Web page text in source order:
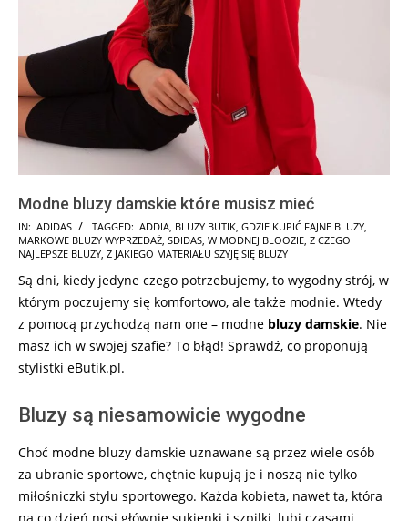
Modne bluzy damskie które musisz mieć
2025-
09-
IN: ADIDAS TAGGED: ADDIA BLUZY BUTIK GDZIE KUPIĆ FAJNE BLUZY
MARKOWE BLUZY WYPRZEDAŻ SDIDAS W MODNEJ BLOOZIE Z CZEGO
NAJLEPSZE BLUZY Z JAKIEGO MATERIAŁU SZYJĘ SIĘ BLUZY
Są dni, kiedy jedyne czego potrzebujemy, to wygodny strój, w
którym poczujemy się komfortowo, ale także modnie. Wtedy
z pomocą przychodzą nam one – modne bluzy damskie. Nie
masz ich w swojej szafie? To błąd! Sprawdź, co proponują
stylistki eButik.pl.
Bluzy są niesamowicie wygodne
Choć modne bluzy damskie uznawane są przez wiele osób
za ubranie sportowe, chętnie kupują je i noszą nie tylko
miłośniczki stylu sportowego. Każda kobieta, nawet ta, która
na co dzień nosi głównie sukienki i szpilki, lubi czasami